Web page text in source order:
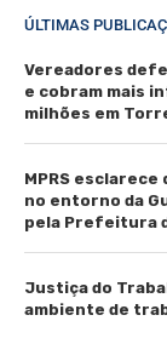
ÚLTIMAS
Vereadores
e cobram mais
milhões em
MPRS
no entorno da
pela Prefeitura
Justiça do
ambiente de